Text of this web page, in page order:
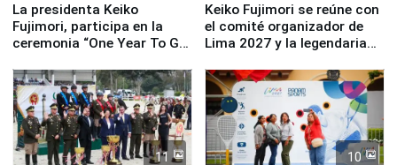
La presidenta Keiko
Fujimori, participa en la
ceremonia “One Year To Go
Keiko Fujimori se reúne con
el comité organizador de
Lima 2027 y la legendaria
11 10